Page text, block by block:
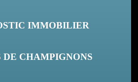
IMMOBILIER
DE CHAMPIGNONS